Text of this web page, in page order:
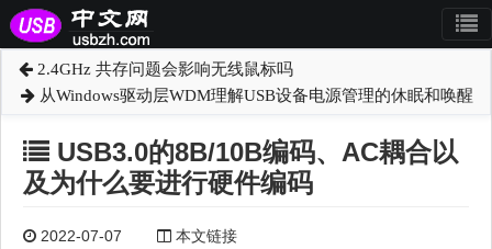
2.4GHz 共存问题会影响无线鼠标吗
从Windows驱动层WDM理解USB设备电源管理的休眠和唤醒
USB3.0的8B/10B编码、AC耦合以
及为什么要进行硬件编码
2022-07-07
本文链接